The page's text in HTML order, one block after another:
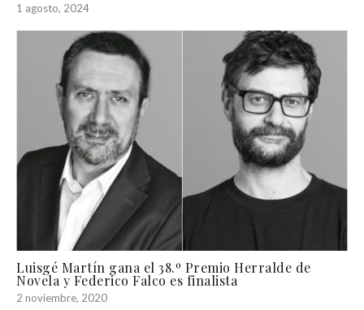
1 agosto, 2024
Luisgé Martín gana el 38.º Premio Herralde de
Novela y Federico Falco es finalista
2 noviembre, 2020